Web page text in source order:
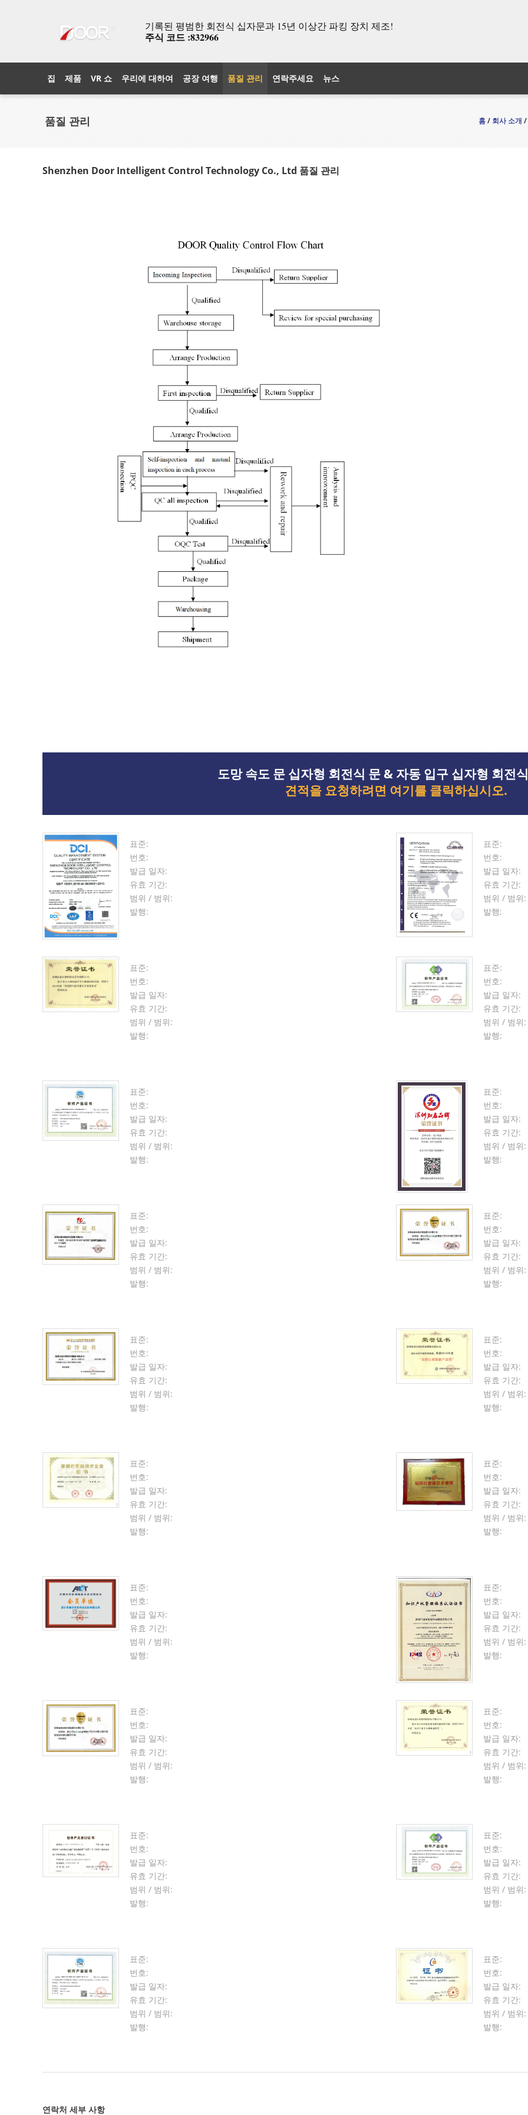
기록된 평범한 회전식 십자문과 15년 이상간 파킹 장치 제조!
주식 코드 :832966
집 제품 VR 쇼 우리에 대하여 공장 여행 품질 관리 연락주세요 뉴스
품질 관리 홈/회사 소개/
Shenzhen Door Intelligent Control Technology Co., Ltd 품질 관리
도망 속도 문 십자형 회전식 문 & 자동 입구 십자형 회전
견적을 요청하려면 여기를 클릭하십시오.
표준:
번호:
발급 일자:
유효 기간:
범위 / 범위:
발행:
표준:
번호:
발급 일자:
유효 기간:
범위 / 범위:
발행:
표준:
번호:
발급 일자:
유효 기간:
범위 / 범위:
발행:
표준:
번호:
발급 일자:
유효 기간:
범위 / 범위:
발행:
표준:
번호:
발급 일자:
유효 기간:
범위 / 범위:
발행:
표준:
번호:
발급 일자:
유효 기간:
범위 / 범위:
발행:
표준:
번호:
발급 일자:
유효 기간:
범위 / 범위:
발행:
표준:
번호:
발급 일자:
유효 기간:
범위 / 범위:
발행:
표준:
번호:
발급 일자:
유효 기간:
범위 / 범위:
발행:
표준:
번호:
발급 일자:
유효 기간:
범위 / 범위:
발행:
표준:
번호:
발급 일자:
유효 기간:
범위 / 범위:
발행:
표준:
번호:
발급 일자:
유효 기간:
범위 / 범위:
발행:
표준:
번호:
발급 일자:
유효 기간:
범위 / 범위:
발행:
표준:
번호:
발급 일자:
유효 기간:
범위 / 범위:
발행:
표준:
번호:
발급 일자:
유효 기간:
범위 / 범위:
발행:
표준:
번호:
발급 일자:
유효 기간:
범위 / 범위:
발행:
표준:
번호:
발급 일자:
유효 기간:
범위 / 범위:
발행:
표준:
번호:
발급 일자:
유효 기간:
범위 / 범위:
발행:
표준:
번호:
발급 일자:
유효 기간:
범위 / 범위:
발행:
표준:
번호:
발급 일자:
유효 기간:
범위 / 범위:
발행:
연락처 세부 사항